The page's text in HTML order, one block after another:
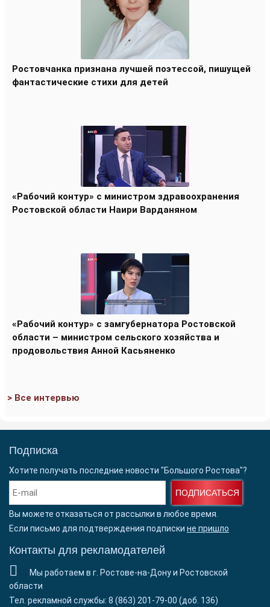
Ростовчанка признана лучшей поэтессой, пишущей
фантастические стихи для детей
«Рабочий контур» с министром здравоохранения
Ростовской области Наири Варданяном
«Рабочий контур» с замгубернатора Ростовской
области – министром сельского хозяйства и
продовольствия Анной Касьяненко
> Все интервью
Подписка
Хотите получать последние новости "Большого Ростова"?
ПОДПИСАТЬСЯ
Вы можете отказаться от рассылки в любое время.
Если письмо для подтверждения подписки не пришло
Контакты для рекламодателей
Мы работаем в г. Ростове-на-Дону и Ростовской
области
Тел. рекламной службы: 8 (863) 201-79-00 (доб. 136)